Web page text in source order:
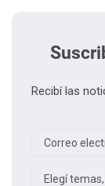
Recibí las